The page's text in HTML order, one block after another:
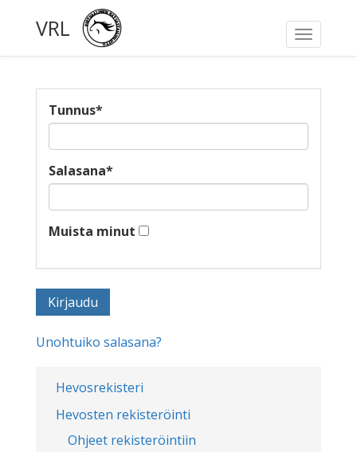
Toggle
VRL
Hevosrekisteri
Hevosten rekisteröinti
Ohjeet rekisteröintiin
Tunnus*
Salasana*
Muista minut
Unohtuiko salasana?